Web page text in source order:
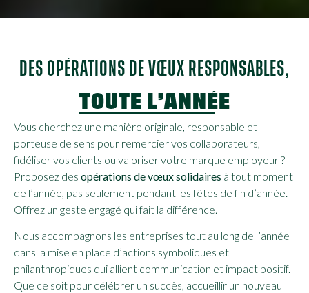
DES OPÉRATIONS DE VŒUX RESPONSABLES,
TOUTE L’ANNÉE
Vous cherchez une manière originale, responsable et
porteuse de sens pour remercier vos collaborateurs,
fidéliser vos clients ou valoriser votre marque employeur ?
Proposez des opérations de vœux solidaires à tout moment
de l’année, pas seulement pendant les fêtes de fin d’année.
Offrez un geste engagé qui fait la différence.
Nous accompagnons les entreprises tout au long de l’année
dans la mise en place d’actions symboliques et
philanthropiques qui allient communication et impact positif.
Que ce soit pour célébrer un succès, accueillir un nouveau